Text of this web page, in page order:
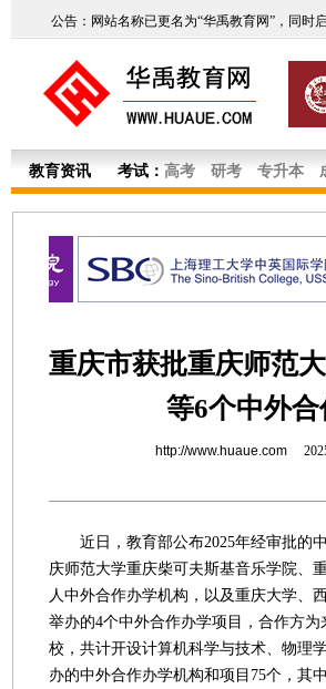
公告：网站名称已更名为“华禹教育网”，同时
教育资讯 考试： 高考 研考 专升本
重庆市获批重庆师范
等6个中外
http://www.huaue.com2025
近日，教育部公布2025年经审批的
庆师范大学重庆柴可夫斯基音乐学院、
人中外合作办学机构，以及重庆大学、
举办的4个中外合作办学项目，合作方
校，共计开设计算机科学与技术、物理
办的中外合作办学机构和项目75个，其